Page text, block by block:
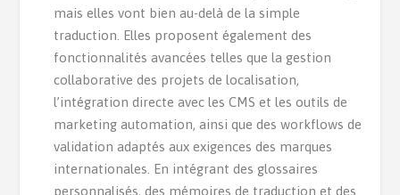
mais elles vont bien au-delà de la simple
traduction. Elles proposent également des
fonctionnalités avancées telles que la gestion
collaborative des projets de localisation,
l’intégration directe avec les CMS et les outils de
marketing automation, ainsi que des workflows de
validation adaptés aux exigences des marques
internationales. En intégrant des glossaires
personnalisés, des mémoires de traduction et des